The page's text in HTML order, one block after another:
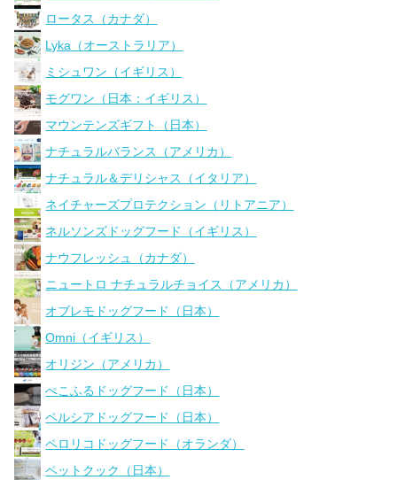
ロータス（カナダ）
Lyka（オーストラリア）
ミシュワン（イギリス）
モグワン（日本：イギリス）
マウンテンズギフト（日本）
ナチュラルバランス（アメリカ）
ナチュラル＆デリシャス（イタリア）
ネイチャーズプロテクション（リトアニア）
ネルソンズドッグフード（イギリス）
ナウフレッシュ（カナダ）
ニュートロ ナチュラルチョイス（アメリカ）
オブレモドッグフード（日本）
Omni（イギリス）
オリジン（アメリカ）
ぺこふるドッグフード（日本）
ペルシアドッグフード（日本）
ペロリコドッグフード（オランダ）
ペットクック（日本）